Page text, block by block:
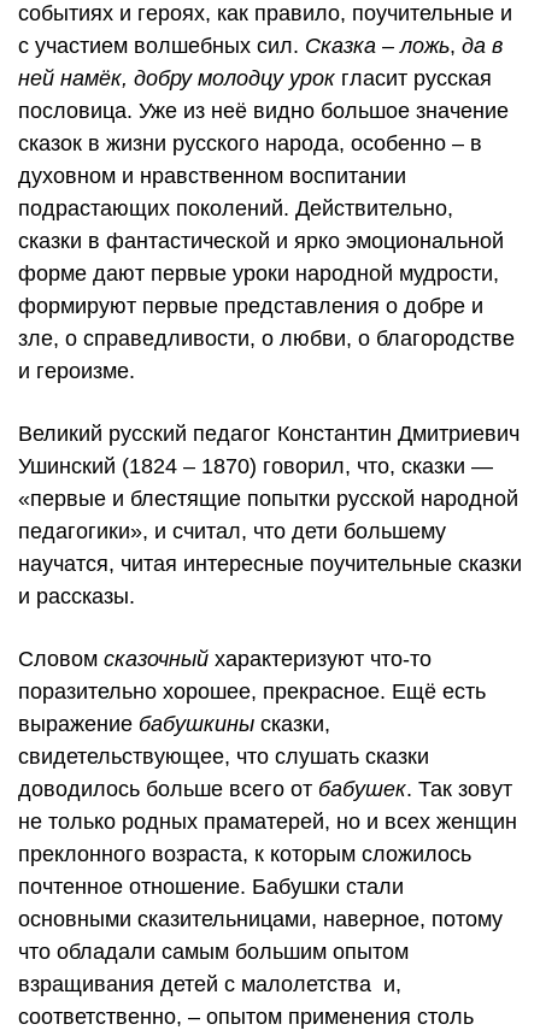
событиях и героях, как правило, поучительные и
с участием волшебных сил. Сказка – ложь, да в
ней намёк, добру молодцу урок гласит русская
пословица. Уже из неё видно большое значение
сказок в жизни русского народа, особенно – в
духовном и нравственном воспитании
подрастающих поколений. Действительно,
сказки в фантастической и ярко эмоциональной
форме дают первые уроки народной мудрости,
формируют первые представления о добре и
зле, о справедливости, о любви, о благородстве
и героизме.
Великий русский педагог Константин Дмитриевич
Ушинский (1824 – 1870) говорил, что, сказки —
«первые и блестящие попытки русской народной
педагогики», и считал, что дети большему
научатся, читая интересные поучительные сказки
и рассказы.
Словом сказочный характеризуют что-то
поразительно хорошее, прекрасное. Ещё есть
выражение бабушкины сказки,
свидетельствующее, что слушать сказки
доводилось больше всего от бабушек. Так зовут
не только родных праматерей, но и всех женщин
преклонного возраста, к которым сложилось
почтенное отношение. Бабушки стали
основными сказительницами, наверное, потому
что обладали самым большим опытом
взращивания детей с малолетства и,
соответственно, – опытом применения столь